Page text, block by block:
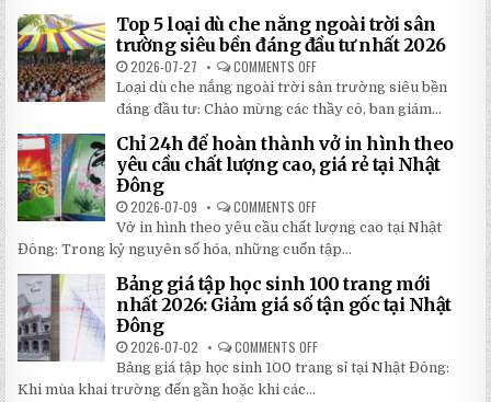
ĐỘNG
QUAY
TAY
TIẾT
2026:
5
BÍ
MẬT
GIÚP
BẠN
TIẾT
KHI
LẮP
ĐẶT
Top 5 loại dù che nắng ngoài trời sân
trường siêu bền đáng đầu tư nhất 2026
2026-07-27 COMMENTS OFF
TOP
5
LOẠI
DÙ
CHE
NẮNG
NGOÀI
TRỜI
BỀN
ĐÁNG
ĐẦU
NHẤT
2026
Loại dù che nắng ngoài trời sân trường siêu bền
đáng đầu tư: Chào mừng các thầy cô, ban giám...
Chỉ 24h để hoàn thành vở in hình theo
yêu cầu chất lượng cao, giá rẻ tại Nhật
Đông
2026-07-09 COMMENTS OFF
CHỈ
24H
ĐỂ
HOÀN
THÀNH
VỞ
IN
HÌNH
YÊU
CHẤT
LƯỢNG
Vở in hình theo yêu cầu chất lượng cao tại Nhật
Đông: Trong kỷ nguyên số hóa, những cuốn tập...
Bảng giá tập học sinh 100 trang mới
nhất 2026: Giảm giá số tận gốc tại Nhật
Đông
2026-07-02 COMMENTS OFF
BẢNG
GIÁ
Bảng giá tập học sinh 100 trang sỉ tại Nhật Đông:
Khi mùa khai trường đến gần hoặc khi các...